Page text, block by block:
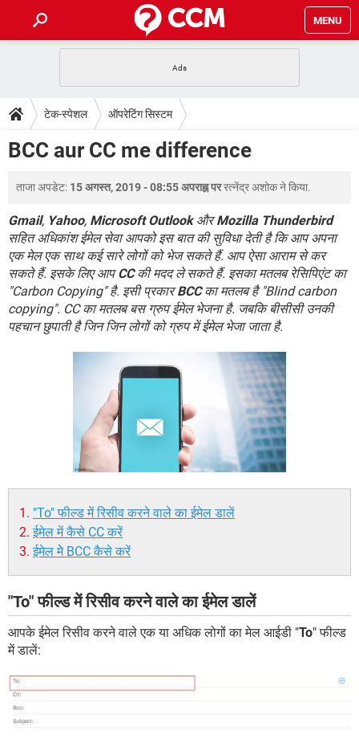
MENU
फोन पर अकाउंट बैलेंस चेक
WhatsApp Hack हो गया? Lucky Patcher यूज करें
टेक-स्पेशल
2020 के फ्री एंटीवायरस
बेस्ट फ्री ऑनलाइन गेम्स
डाउनलोड
FORUM
TikTok Account Freeze हो गया JioPhone में TikTok डाउनलोड
SBI बैंक अकाउंट नंबर पता करें
एनसाइक्लोपीडिया
केबल और कनेक्टर्स कंप्यूटर बस
सीरियल और पैरलल पोर्ट
टेक-स्पेशल ऑपरेटिंग सिस्टम
BCC aur CC me difference
ताजा अपडेट: 15 अगस्त, 2019 - 08:55 अपराह्न पररत्नेंद्र अशोकने किया.
Gmail, Yahoo, Microsoft OutlookऔरMozilla Thunderbird
सहित अधिकांश ईमेल सेवा आपको इस बात की सुविधा देती है कि आप अपना
एक मेल एक साथ कई सारे लोगों को भेज सकते हैं. आप ऐसा आराम से कर
सकते हैं. इसके लिए आपCCकी मदद ले सकते हैं. इसका मतलब रेसिपिएंट का
"Carbon Copying" है. इसी प्रकारBCCका मतलब है "Blind carbon
copying". CC का मतलब बस ग्रुप ईमेल भेजना है. जबकि बीसीसी उनकी
पहचान छुपाती है जिन जिन लोगों को ग्रुप में ईमेल भेजा जाता है.
"To" फील्ड में रिसीव करने वाले का ईमेल डालें
ईमेल में कैसे CC करें
ईमेल मेे BCC कैसे करें
"To" फील्ड में रिसीव करने वाले का ईमेल डालें
आपके ईमेल रिसीव करने वाले एक या अधिक लोगों का मेल आईडी "To" फील्ड
में डालें: